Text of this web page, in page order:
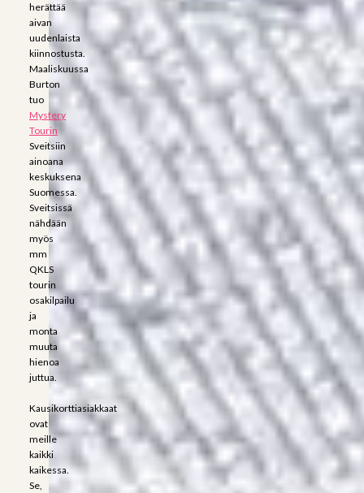
herättää
aivan
uudenlaista
kiinnostusta.
Maaliskuussa
Burton
tuo
Mystery
Tourin
Sveitsiin
ainoana
keskuksena
Suomessa.
Sveitsissä
nähdään
myös
mm
QKLS
tourin
osakilpailu
ja
monta
muuta
hienoa
juttua.
Kausikorttiasiakkaat
ovat
meille
kaikki
kaikessa.
Se,